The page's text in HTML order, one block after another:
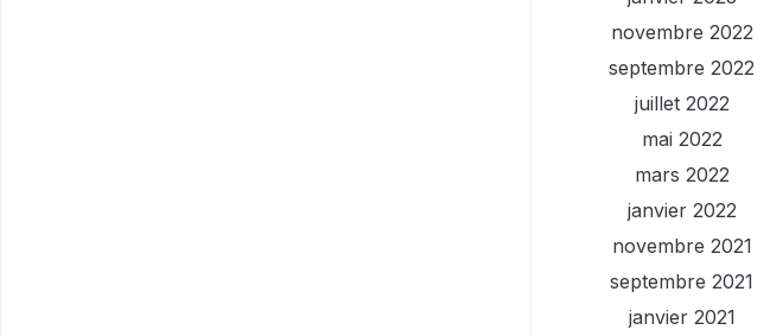
novembre 2022
septembre 2022
juillet 2022
mai 2022
mars 2022
janvier 2022
novembre 2021
septembre 2021
janvier 2021